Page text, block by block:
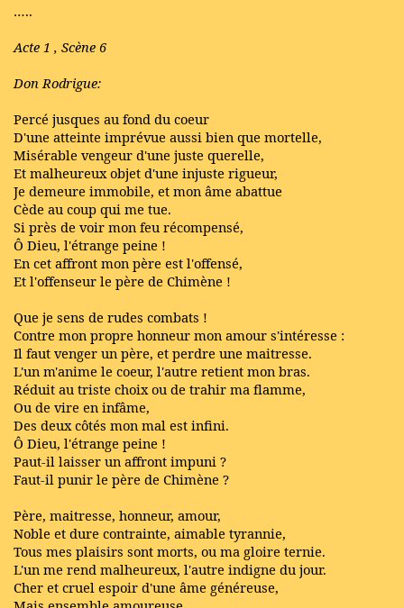
…..
Acte 1 , Scène 6
Don Rodrigue:
Percé jusques au fond du coeur
D'une atteinte imprévue aussi bien que mortelle,
Misérable vengeur d'une juste querelle,
Et malheureux objet d'une injuste rigueur,
Je demeure immobile, et mon âme abattue
Cède au coup qui me tue.
Si près de voir mon feu récompensé,
Ô Dieu, l'étrange peine !
En cet affront mon père est l'offensé,
Et l'offenseur le père de Chimène !
Que je sens de rudes combats !
Contre mon propre honneur mon amour s'intéresse :
Il faut venger un père, et perdre une maitresse.
L'un m'anime le coeur, l'autre retient mon bras.
Réduit au triste choix ou de trahir ma flamme,
Ou de vire en infâme,
Des deux côtés mon mal est infini.
Ô Dieu, l'étrange peine !
Paut-il laisser un affront impuni ?
Faut-il punir le père de Chimène ?
Père, maitresse, honneur, amour,
Noble et dure contrainte, aimable tyrannie,
Tous mes plaisirs sont morts, ou ma gloire ternie.
L'un me rend malheureux, l'autre indigne du jour.
Cher et cruel espoir d'une âme généreuse,